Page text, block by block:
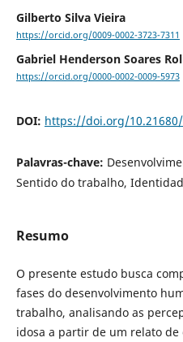
Gilberto Silva Vieira
https://orcid.org/0009-0002-3723-7311
Gabriel Henderson Soares
https://orcid.org/0000-0002-0009-5973
DOI: https://doi.org/10.21680/
Palavras-chave:
Sentido do trabalho,
Resumo
O presente estudo busca
fases do desenvolvimento
trabalho, analisando as
idosa a partir de um relato